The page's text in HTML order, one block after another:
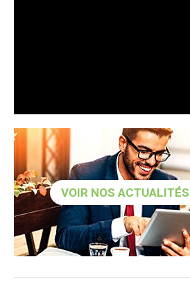
VOIR NOS ACTUALITÉS